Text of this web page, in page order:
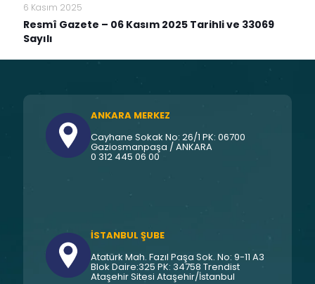
6 Kasım 2025
Resmî Gazete – 06 Kasım 2025 Tarihli ve 33069
Sayılı
ANKARA MERKEZ
Cayhane Sokak No: 26/1 PK: 06700
Gaziosmanpaşa / ANKARA
0 312 445 06 00
İSTANBUL ŞUBE
Atatürk Mah. Fazıl Paşa Sok. No: 9-11 A3
Blok Daire:325 PK: 34758 Trendist
Ataşehir Sitesi Ataşehir/İstanbul